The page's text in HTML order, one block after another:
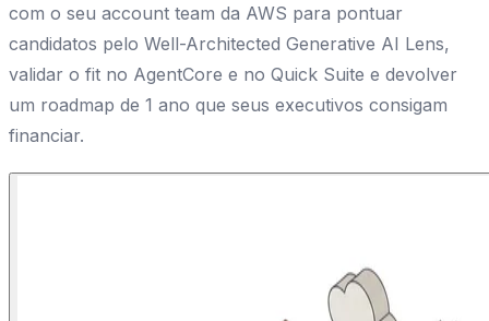
com o seu account team da AWS para pontuar
candidatos pelo Well-Architected Generative AI Lens,
validar o fit no AgentCore e no Quick Suite e devolver
um roadmap de 1 ano que seus executivos consigam
financiar.